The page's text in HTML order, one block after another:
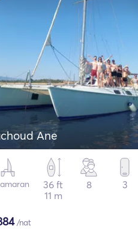
Ane
36 ft
11 m
8 3
/nat